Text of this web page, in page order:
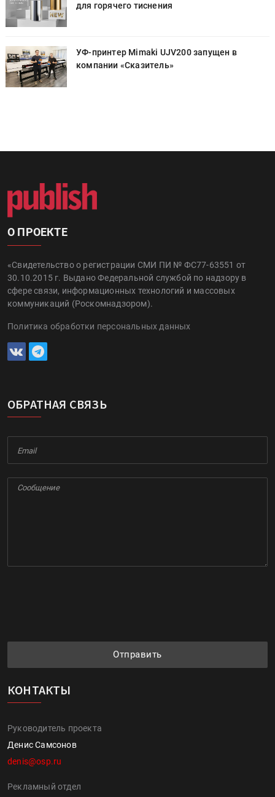
для горячего тиснения
УФ-принтер Mimaki UJV200 запущен в
компании «Сказитель»
О ПРОЕКТЕ
«Свидетельство о регистрации СМИ ПИ № ФС77-63551 от
30.10.2015 г. Выдано Федеральной службой по надзору в
сфере связи, информационных технологий и массовых
коммуникаций (Роскомнадзором).
Политика обработки персональных данных
ОБРАТНАЯ СВЯЗЬ
Отправить
КОНТАКТЫ
Руководитель проекта
Денис Самсонов
denis@osp.ru
Рекламный отдел